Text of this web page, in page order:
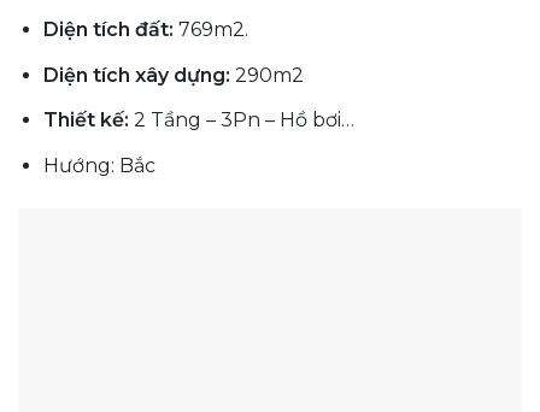
Diện tích đất: 769m2.
Diện tích xây dựng: 290m2
Thiết kế: 2 Tầng – 3Pn – Hồ bơi…
Hướng: Bắc